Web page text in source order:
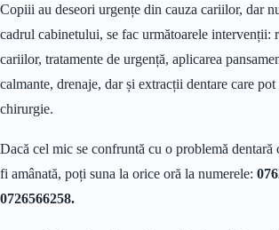
Copiii au deseori urgențe din cauza cariilor, dar
cadrul cabinetului, se fac următoarele intervenții:
cariilor, tratamente de urgență, aplicarea
calmante, drenaje, dar și extracții dentare care pot
chirurgie.
Dacă cel mic se confruntă cu o problemă dentară
fi amânată, poți suna la orice oră la numerele:
0726566258.